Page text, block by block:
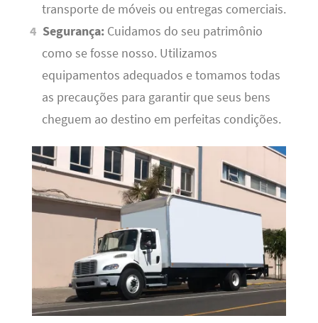
transporte de móveis ou entregas comerciais.
Segurança: Cuidamos do seu patrimônio
como se fosse nosso. Utilizamos
equipamentos adequados e tomamos todas
as precauções para garantir que seus bens
cheguem ao destino em perfeitas condições.